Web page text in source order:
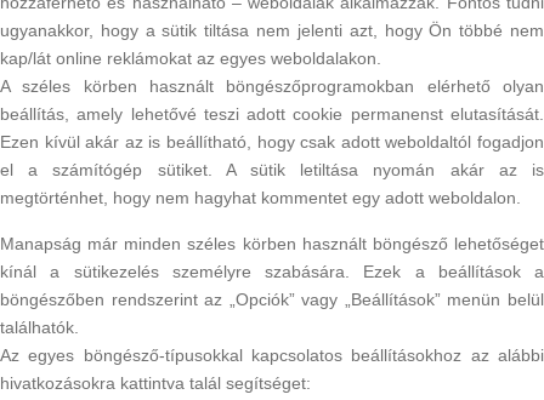
ugyanakkor, hogy a sütik tiltása nem jelenti azt, hogy Ön többé nem
kap/lát online reklámokat az egyes weboldalakon.
A széles körben használt böngészőprogramokban elérhető olyan
beállítás, amely lehetővé teszi adott cookie permanenst elutasítását.
Ezen kívül akár az is beállítható, hogy csak adott weboldaltól fogadjon
el a számítógép sütiket. A sütik letiltása nyomán akár az is
megtörténhet, hogy nem hagyhat kommentet egy adott weboldalon.
Manapság már minden széles körben használt böngésző lehetőséget
kínál a sütikezelés személyre szabására. Ezek a beállítások a
böngészőben rendszerint az „Opciók” vagy „Beállítások” menün belül
találhatók.
Az egyes böngésző-típusokkal kapcsolatos beállításokhoz az alábbi
hivatkozásokra kattintva talál segítséget: